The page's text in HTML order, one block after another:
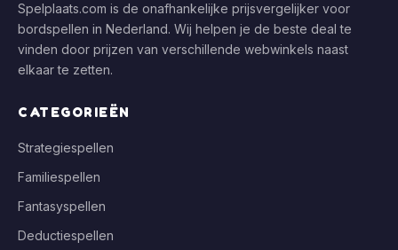
Spelplaats.com is de onafhankelijke prijsvergelijker voor
bordspellen in Nederland. Wij helpen je de beste deal te
vinden door prijzen van verschillende webwinkels naast
elkaar te zetten.
CATEGORIEËN
Strategiespellen
Familiespellen
Fantasyspellen
Deductiespellen